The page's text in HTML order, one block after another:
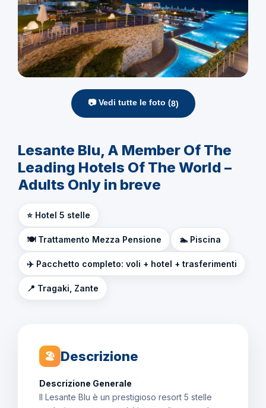
📷 Vedi tutte le foto (8)
Lesante Blu, A Member Of The
Leading Hotels Of The World –
Adults Only in breve
⭐ Hotel 5 stelle
🍽️ Trattamento Mezza Pensione 🏊 Piscina
✈️ Pacchetto completo: voli + hotel + trasferimenti
📍 Tragaki, Zante
🏖 Descrizione
Descrizione Generale
Il Lesante Blu è un prestigioso resort 5 stelle